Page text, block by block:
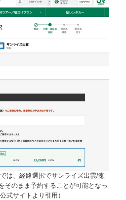
は、経路選択でサンライズ出雲/瀬
そのまま予約することが可能となっ
式サイトより引用）